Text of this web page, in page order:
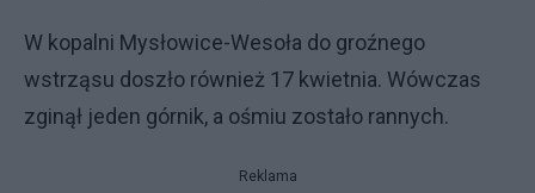
W kopalni Mysłowice-Wesoła do groźnego
wstrząsu doszło również 17 kwietnia. Wówczas
zginął jeden górnik, a ośmiu zostało rannych.
Reklama